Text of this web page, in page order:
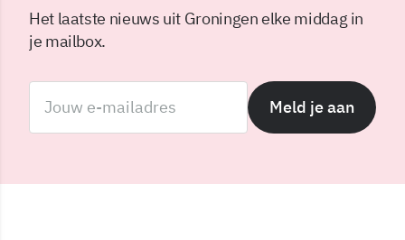
Het laatste nieuws uit Groningen elke middag in
je mailbox.
Meld je aan